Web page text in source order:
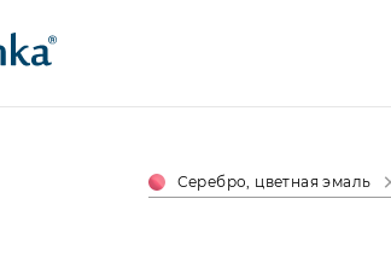
Серебро, цветная эмаль